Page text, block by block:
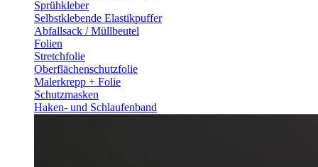
Sprühkleber
Selbstklebende Elastikpuffer
Abfallsack / Müllbeutel
Folien
Stretchfolie
Oberflächenschutzfolie
Malerkrepp + Folie
Schutzmasken
Haken- und Schlaufenband